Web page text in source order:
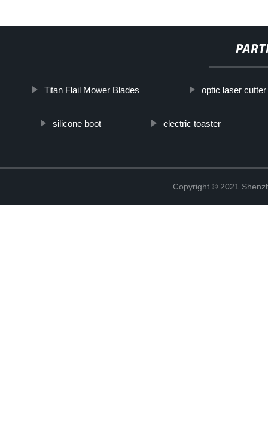
Titan Flail Mower Blades optic laser cutter
silicone boot electric toaster
Copyright © 2021